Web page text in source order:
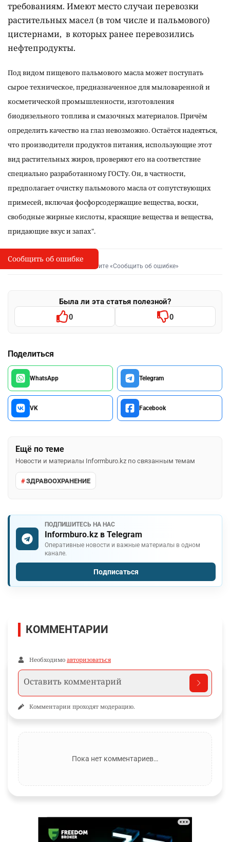
требованиям. Имеют место случаи перевозки
растительных масел (в том числе и пальмового)
цистернами, в которых ранее перевозились
нефтепродукты.
Под видом пищевого пальмового масла может поступать
сырое техническое, предназначенное для мыловаренной и
косметической промышленности, изготовления
биодизельного топлива и смазочных материалов. Причём
определить качество на глаз невозможно. Остаётся надеяться,
что производители продуктов питания, использующие этот
вид растительных жиров, проверяют его на соответствие
специально разработанному ГОСТу. Он, в частности,
предполагает очистку пальмового масла от сопутствующих
примесей, включая фосфорсодержащие вещества, воски,
свободные жирные кислоты, красящие вещества и вещества,
придающие вкус и запах".
I
Сообщить об опечатке
Выделите фрагмент и нажмите «Сообщить об ошибке»
Была ли эта статья полезной?
0 0
Поделиться
WhatsApp Telegram
VK Facebook
Ещё по теме
Новости и материалы Informburo.kz по связанным темам
ЗДРАВООХРАНЕНИЕ
ПОДПИШИТЕСЬ НА НАС
Informburo.kz в Telegram
Оперативные новости и важные материалы в одном
канале.
Подписаться
Сообщить об ошибке
КОММЕНТАРИИ
Необходимо авторизоваться
Комментарии проходят модерацию.
Пока нет комментариев…